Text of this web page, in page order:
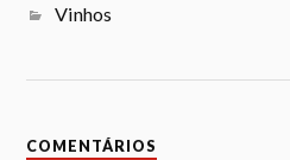
Vinhos
COMENTÁRIOS